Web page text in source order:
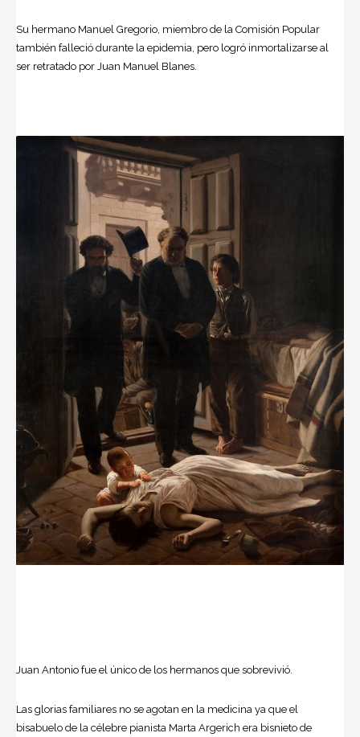
Su hermano Manuel Gregorio, miembro de la Comisión Popular
también falleció durante la epidemia, pero logró inmortalizarse al
ser retratado por Juan Manuel Blanes.
Juan Antonio fue el único de los hermanos que sobrevivió.
Las glorias familiares no se agotan en la medicina ya que el
bisabuelo de la célebre pianista Marta Argerich era bisnieto de